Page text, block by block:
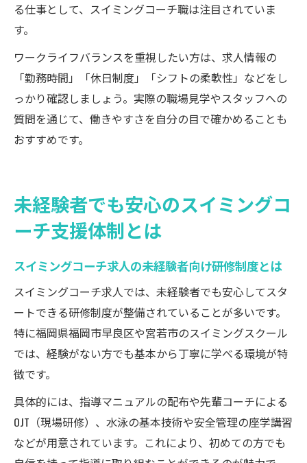
る仕事として、スイミングコーチ職は注目されていま
す。
ワークライフバランスを重視したい方は、求人情報の
「勤務時間」「休日制度」「シフトの柔軟性」などをし
っかり確認しましょう。実際の職場見学やスタッフへの
質問を通じて、働きやすさを自分の目で確かめることも
おすすめです。
未経験者でも安心のスイミングコ
ーチ支援体制とは
スイミングコーチ求人の未経験者向け研修制度とは
スイミングコーチ求人では、未経験者でも安心してスタ
ートできる研修制度が整備されていることが多いです。
特に福岡県福岡市早良区や宮若市のスイミングスクール
では、経験がない方でも基本から丁寧に学べる環境が特
徴です。
具体的には、指導マニュアルの配布や先輩コーチによる
OJT（現場研修）、水泳の基本技術や安全管理の座学講習
などが用意されています。これにより、初めての方でも